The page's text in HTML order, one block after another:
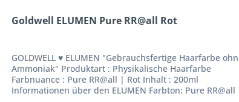
Goldwell ELUMEN Pure RR@all Rot
GOLDWELL ♥ ELUMEN "Gebrauchsfertige Haarfarbe
Ammoniak" Produktart : Physikalische Haarfarbe
Farbnuance : Pure RR@all | Rot Inhalt : 200ml
Informationen über den ELUMEN Farbton: Pure RR@all